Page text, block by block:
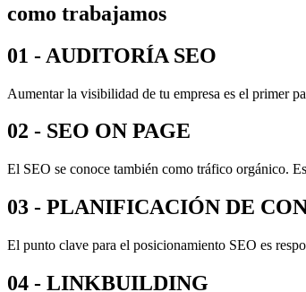
como trabajamos
01 - AUDITORÍA SEO
Aumentar la visibilidad de tu empresa es el primer
02 - SEO ON PAGE
El SEO se conoce también como tráfico orgánico.
03 - PLANIFICACIÓN DE
El punto clave para el posicionamiento SEO es
04 - LINKBUILDING